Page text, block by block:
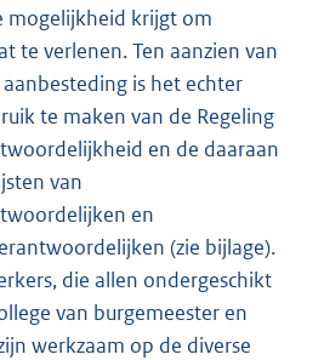
mogelijkheid krijgt om
te verlenen. Ten aanzien van
is het echter
te maken van de Regeling
en de daaraan
van
en
(zie bijlage).
die allen ondergeschikt
van burgemeester en
werkzaam op de diverse